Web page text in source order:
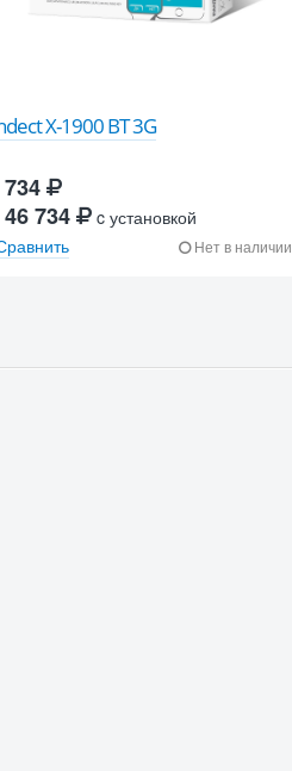
X-1900 BT 3G
734
c установкой
Нет в наличии